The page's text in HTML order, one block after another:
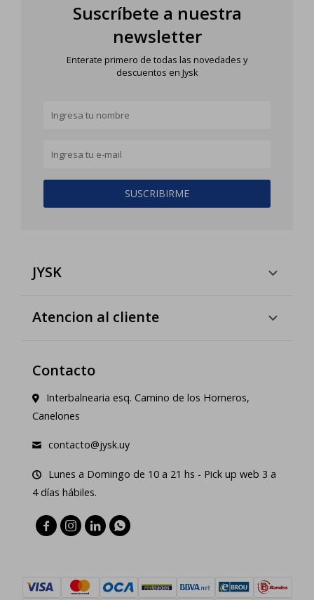
Suscríbete a nuestra
newsletter
Enterate primero de todas las novedades y
descuentos en Jysk
SUSCRIBIRME
JYSK
Atencion al cliente
Contacto
Interbalnearia esq. Camino de los Horneros,
Canelones
contacto@jysk.uy
Lunes a Domingo de 10 a 21 hs - Pick up web 3 a
4 días hábiles.
   